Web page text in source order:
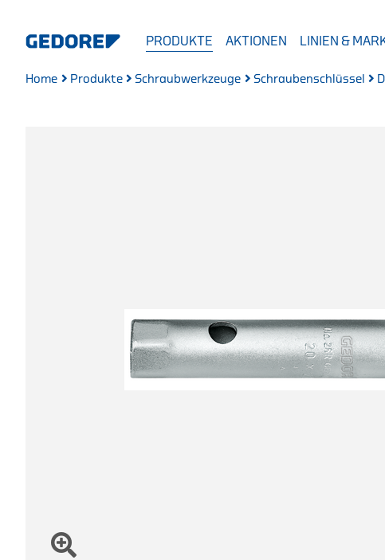
PRODUKTE AKTIONEN LINIEN &
Home Produkte Schraubwerkzeuge Schraubenschlüssel